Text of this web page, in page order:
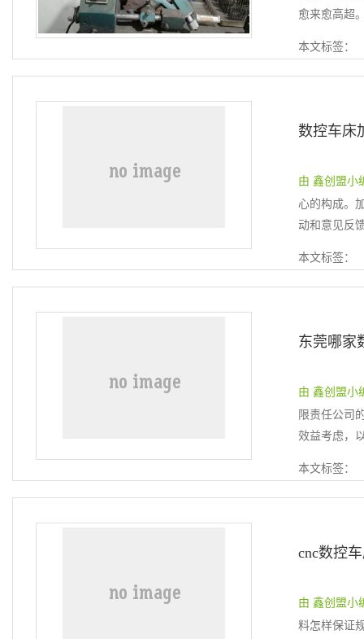
愈来愈高超
本文标签：
数控车床
由 鑫创盟小
心的构成。
动和意见反
本文标签：
东莞哪家
由 鑫创盟小
限责任公司
效益考虑，
本文标签：
由 鑫创盟小
料怎样保证